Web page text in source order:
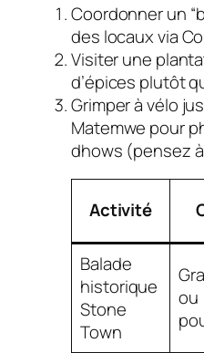
Coordonner un
des locaux via
Visiter une
d’épices plutôt
Grimper à vélo
Matemwe pour
dhows (pensez
Activité
Balade
historique
Stone
Town
ou